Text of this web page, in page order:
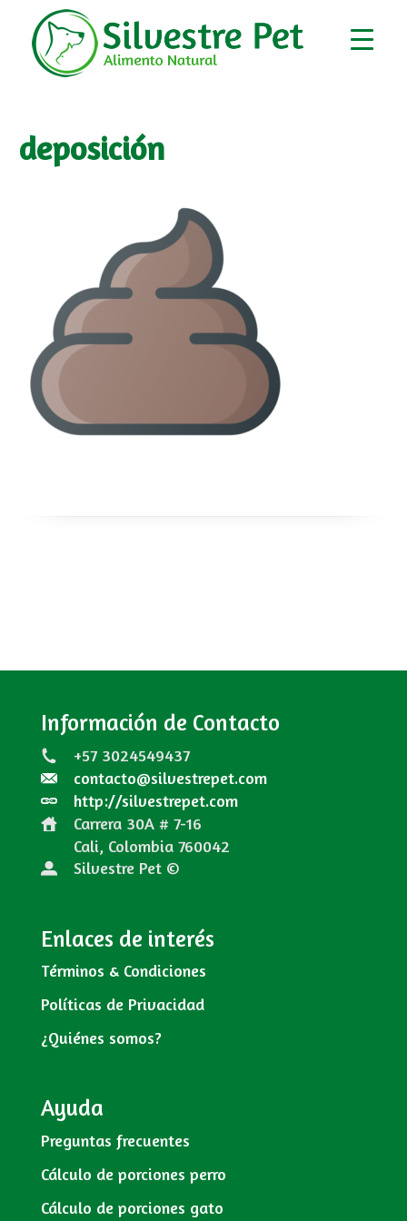
deposición
Información de Contacto
+57 3024549437
contacto@silvestrepet.com
http://silvestrepet.com
Carrera 30A # 7-16
Cali, Colombia 760042
Silvestre Pet ©
Enlaces de interés
Términos & Condiciones
Políticas de Privacidad
¿Quiénes somos?
Ayuda
Preguntas frecuentes
Cálculo de porciones perro
Cálculo de porciones gato